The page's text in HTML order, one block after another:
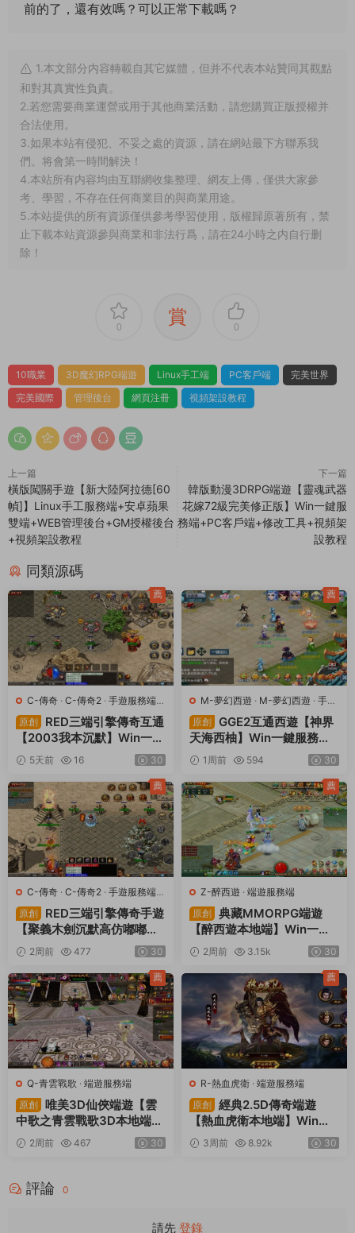
前的了，還有效嗎？可以正常下載嗎？
1.本文部分内容轉載自其它媒體，但并不代表本站贊同其觀點
和對其真實性負責。
2.若您需要商業運營或用于其他商業活動，請您購買正版授權并
合法使用。
3.如果本站有侵犯、不妥之處的資源，請在網站最下方聯系我
們。将會第一時間解決！
4.本站所有内容均由互聯網收集整理、網友上傳，僅供大家參
考、學習，不存在任何商業目的與商業用途。
5.本站提供的所有資源僅供參考學習使用，版權歸原著所有，禁
止下載本站資源參與商業和非法行爲，請在24小時之内自行删
除！
0 賞 0
10職業 3D魔幻RPG端遊 Linux手工端 PC客戶端
完美世界
完美國際
管理後台 網頁注冊 視頻架設教程
上一篇
橫版闖關手遊【新大陸阿拉德[60
幀]】Linux手工服務端+安卓蘋果
雙端+WEB管理後台+GM授權後台
+視頻架設教程
下一篇
韓版動漫3DRPG端遊【靈魂武器
花嫁72級完美修正版】Win一鍵服
務端+PC客戶端+修改工具+視頻架
設教程
同類源碼
C-傳奇 · C-傳奇2 · 手遊服務端·
端遊服務端
原創
RED三端引擎傳奇互通
【2003我本沉默】Win一鍵
服務端+安卓蘋果PC三端
+視頻架設教程
5天前 16 30
薦
M-夢幻西遊 · M-夢幻西遊 · 手遊
服務端 · 端遊服務端
原創
GGE2互通西遊【神界
天海西柚】Win一鍵服務端
+安卓蘋果PC三端+内置GM
工具+全套源碼+視頻架設教
程
1周前 594 30
薦
C-傳奇 · C-傳奇2 · 手遊服務端·
端遊服務端
原創
RED三端引擎傳奇手遊
【聚義木劍沉默高仿嘟嘟沉
默】Win一鍵服務端+安卓蘋
果PC三端+視頻架設教程
2周前 477 30
薦
Z-醉西遊 · 端遊服務端
原創
典藏MMORPG端遊
【醉西遊本地端】Win一鍵
服務端+PC客戶端+GM後台
+視頻架設教程
2周前 3.15k 30
薦
Q-青雲戰歌 · 端遊服務端
原創
唯美3D仙俠端遊【雲
中歌之青雲戰歌3D本地端】
Win一鍵服務端+PC客戶端+
GM工具+視頻架設教程
2周前 467 30
薦
R-熱血虎衛 · 端遊服務端
原創
經典2.5D傳奇端遊
【熱血虎衛本地端】Win一
鍵服務端+PC客戶端+視頻
架設教程
3周前 8.92k 30
薦
評論 0
請先 登錄